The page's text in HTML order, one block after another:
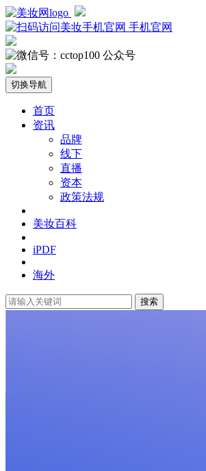
手机官网
公众号
切换导航
首页
资讯
品牌
线下
直播
资本
政策法规
美妆百科
iPDF
海外
搜索